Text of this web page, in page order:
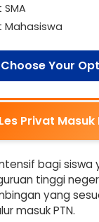
SMA
Mahasiswa
Choose Your
Les Privat Masuk
bagi siswa
tinggi
yang
masuk PTN.